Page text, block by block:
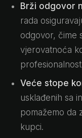
Brži odgovor
rada
odgovor, čime
vjerovatnoća
Veće stope
usklađenih sa
pomažemo da
kupci.